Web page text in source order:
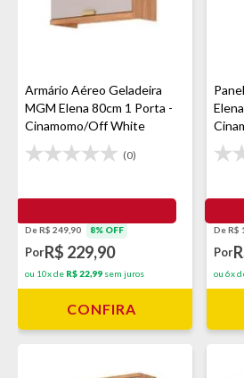
Armário Aéreo Geladeira
MGM Elena 80cm 1 Porta -
Cinamomo/Off White
(0)
De R$ 249,90 8% OFF
PorR$ 229,90
ou 10x de R$ 22,99 sem juros
CONFIRA
De R$
Por
ou 6x